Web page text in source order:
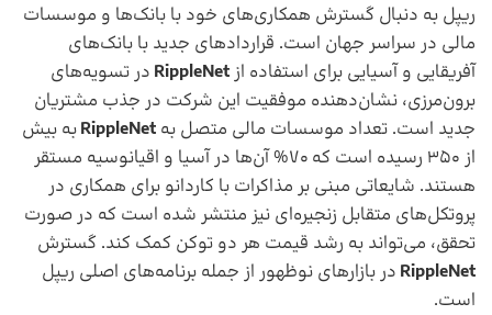
ریپل به دنبال گسترش همکاری‌های خود با بانک‌ها و موسسات
مالی در سراسر جهان است. قراردادهای جدید با بانک‌های
آفریقایی و آسیایی برای استفاده از RippleNet در تسویه‌های
برون‌مرزی، نشان‌دهنده موفقیت این شرکت در جذب مشتریان
جدید است. تعداد موسسات مالی متصل به RippleNetبه بیش
از 350 رسیده است که 70% آن‌ها در آسیا و اقیانوسیه مستقر
هستند. شایعاتی مبنی بر مذاکرات با کاردانو برای همکاری در
پروتکل‌های متقابل زنجیره‌ای نیز منتشر شده است که در صورت
تحقق، می‌تواند به رشد قیمت هر دو توکن کمک کند. گسترش
RippleNet در بازارهای نوظهور از جمله برنامه‌های اصلی ریپل
است.